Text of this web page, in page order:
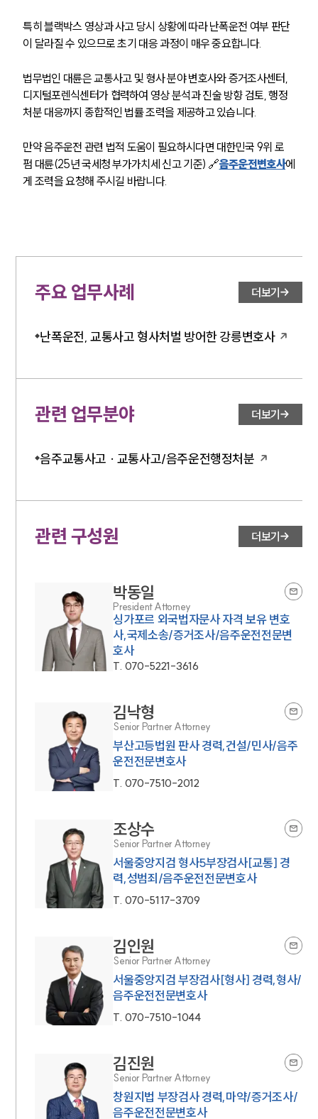
특히 블랙박스 영상과 사고 당시 상황에 따라 난폭운전 여부 판단
이 달라질 수 있으므로 초기 대응 과정이 매우 중요합니다.
법무법인 대륜은 교통사고 및 형사 분야 변호사와 증거조사센터,
디지털포렌식센터가 협력하여 영상 분석과 진술 방향 검토, 행정
처분 대응까지 종합적인 법률 조력을 제공하고 있습니다.
만약 음주운전 관련 법적 도움이 필요하시다면 대한민국 9위 로
펌 대륜(25년 국세청 부가가치세 신고 기준) 🔗음주운전변호사에
게 조력을 요청해 주시길 바랍니다.
주요 업무사례 더보기
난폭운전, 교통사고 형사처벌 방어한 강릉변호사
관련 업무분야 더보기
음주교통사고 · 교통사고/음주운전행정처분
관련 구성원 더보기
박동일
President Attorney
싱가포르 외국법자문사 자격 보유 변호
사,국제소송/증거조사/음주운전전문변
호사
T. 070-5221-3616
김낙형
Senior Partner Attorney
부산고등법원 판사 경력,건설/민사/음주
운전전문변호사
T. 070-7510-2012
조상수
Senior Partner Attorney
서울중앙지검 형사5부장검사[교통] 경
력,성범죄/음주운전전문변호사
T. 070-5117-3709
김인원
Senior Partner Attorney
서울중앙지검 부장검사[형사] 경력,형사/
음주운전전문변호사
T. 070-7510-1044
김진원
Senior Partner Attorney
창원지법 부장검사 경력,마약/증거조사/
음주운전전문변호사